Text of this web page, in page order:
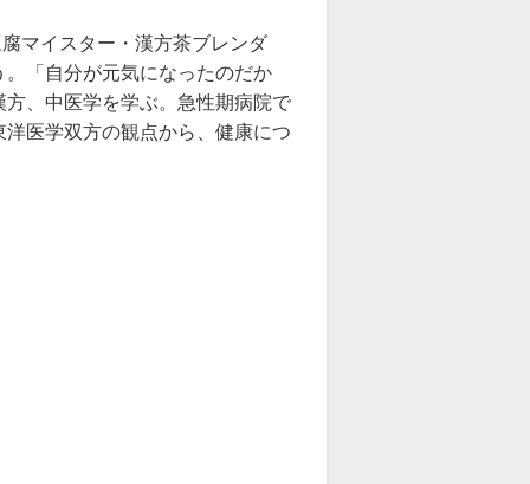
マイスター・漢方茶ブレンダ
「自分が元気になったのだか
、中医学を学ぶ。急性期病院で
医学双方の観点から、健康につ